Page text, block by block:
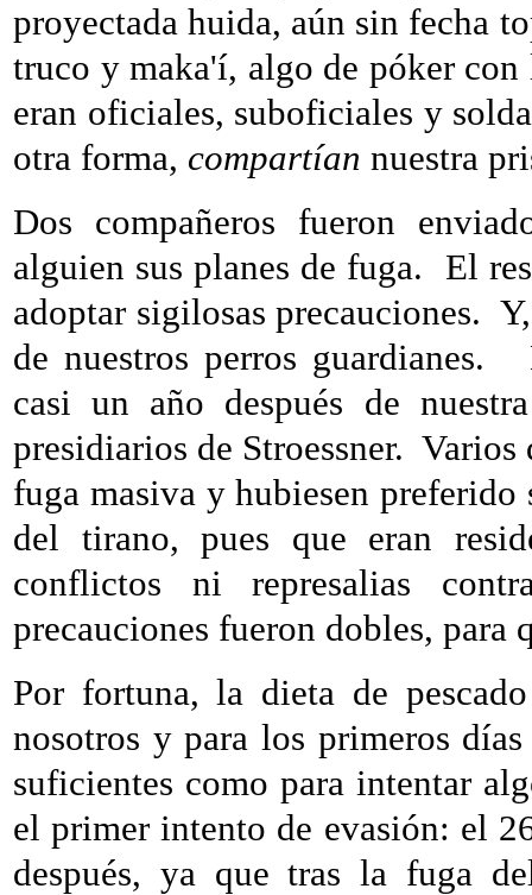
proyectada huida, aún sin fecha
truco y maka'í, algo de póker
eran oficiales, suboficiales y
otra forma, compartían nuestra
Dos compañeros fueron
alguien sus planes de fuga.
El
adoptar sigilosas precauciones.
de nuestros perros guardianes.
casi un año después de
presidiarios de Stroessner. Varios
fuga masiva y hubiesen
del tirano, pues que eran
conflictos ni represalias
precauciones fueron dobles, para
Por fortuna, la dieta de
nosotros y para los primeros
suficientes como para intentar
el primer intento de evasión: el
después, ya que tras la fuga